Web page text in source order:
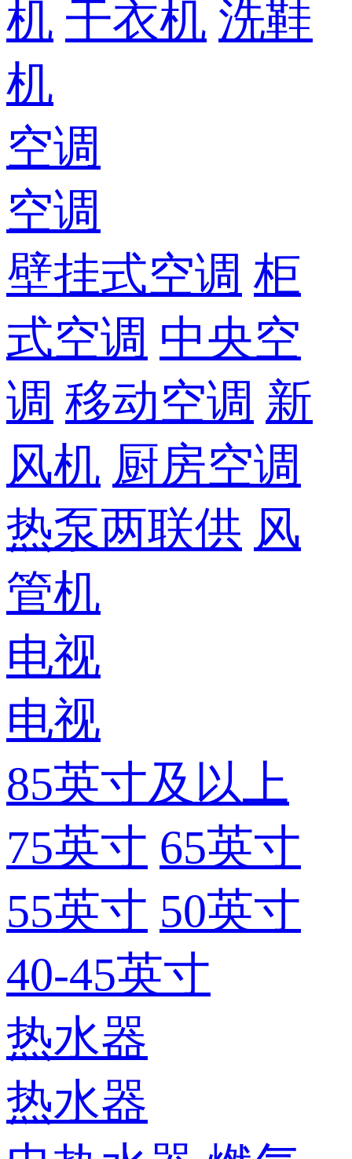
机 干衣机 洗鞋
机
空调
空调
壁挂式空调 柜
式空调 中央空
调 移动空调 新
风机 厨房空调
热泵两联供 风
管机
电视
电视
85英寸及以上
75英寸 65英寸
55英寸 50英寸
40-45英寸
热水器
热水器